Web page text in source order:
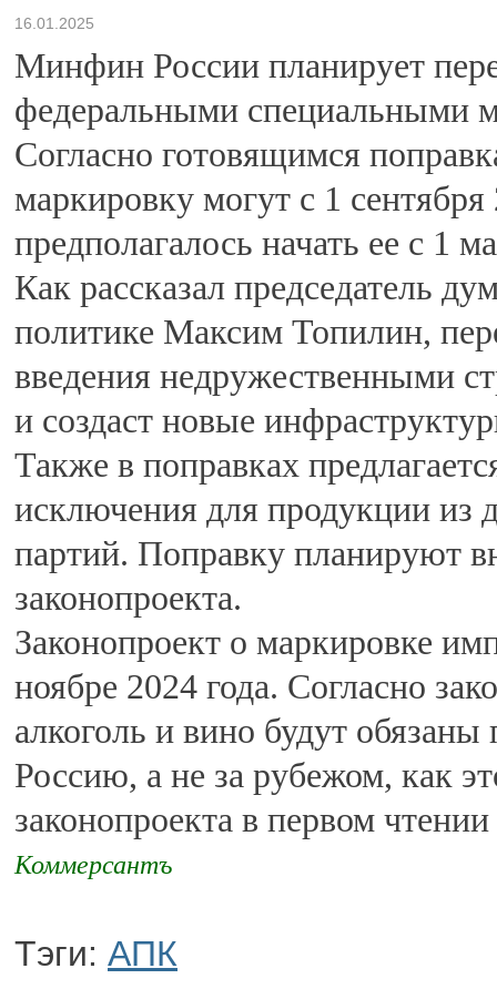
16.01.2025
Минфин России планирует
федеральными специальными
Согласно готовящимся
маркировку могут с 1 сентября
предполагалось начать ее с 1
Как рассказал председатель
политике Максим Топилин,
введения недружественными
и создаст новые
Также в поправках
исключения для продукции из
партий. Поправку планируют
законопроекта.
Законопроект о маркировке
ноябре 2024 года. Согласно
алкоголь и вино будут
Россию, а не за рубежом, как
законопроекта в первом
Коммерсантъ
Тэги: АПК